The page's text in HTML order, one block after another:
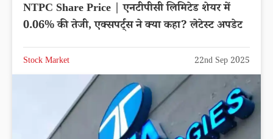
NTPC Share Price | एनटीपीसी लिमिटेड शेयर में
0.06% की तेजी, एक्सपर्ट्स ने क्या कहा? लेटेस्ट अपडेट
Stock Market 22nd Sep 2025